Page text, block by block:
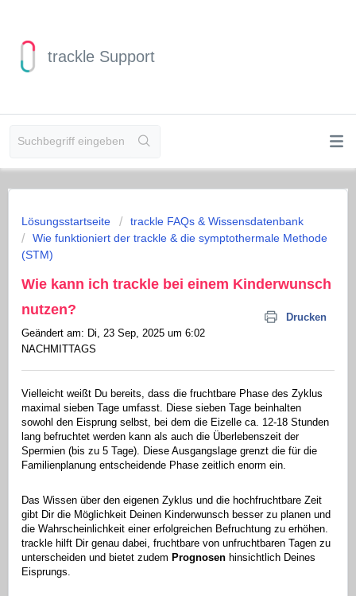
trackle Support
Lösungsstartseite
trackle FAQs & Wissensdatenbank
Wie funktioniert der trackle & die symptothermale Methode
(STM)
Wie kann ich trackle bei einem Kinderwunsch
nutzen?
Drucken
Geändert am: Di, 23 Sep, 2025 um 6:02
NACHMITTAGS
Vielleicht weißt Du bereits, dass die fruchtbare Phase des Zyklus
maximal sieben Tage umfasst. Diese sieben Tage beinhalten
sowohl den Eisprung selbst, bei dem die Eizelle ca. 12-18 Stunden
lang befruchtet werden kann als auch die Überlebenszeit der
Spermien (bis zu 5 Tage). Diese Ausgangslage grenzt die für die
Familienplanung entscheidende Phase zeitlich enorm ein.
Das Wissen über den eigenen Zyklus und die hochfruchtbare Zeit
gibt Dir die Möglichkeit Deinen Kinderwunsch besser zu planen und
die Wahrscheinlichkeit einer erfolgreichen Befruchtung zu erhöhen.
trackle hilft Dir genau dabei, fruchtbare von unfruchtbaren Tagen zu
unterscheiden und bietet zudem Prognosen hinsichtlich Deines
Eisprungs.